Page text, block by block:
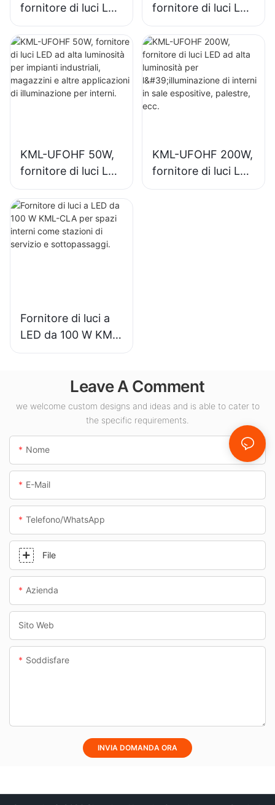
fornitore di luci LED
ad alta luminosità
per impianti
industriali,
magazzini e altre
applicazioni di
fornitore di luci LED
ad alta luminosità
per l'illuminazione
interna di impianti
industriali, palestre,
ecc.
KML-UFOHF 50W,
fornitore di luci LED
ad alta luminosità
per impianti
industriali,
magazzini e altre
KML-UFOHF 200W,
fornitore di luci LED
ad alta luminosità
Fornitore di luci a
LED da 100 W KML-
CLA per spazi
stazioni di servizio
e sottopassaggi.
Leave A Comment
we welcome custom designs and ideas and is able to cater to
the specific requirements.
Nome
E-Mail
Telefono/WhatsApp
File
Azienda
Sito Web
Soddisfare
INVIA DOMANDA ORA